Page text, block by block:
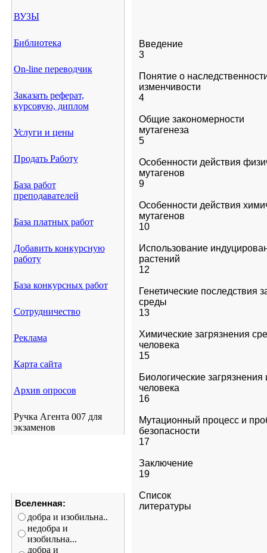
ВУЗЫ
Библиотека
On-line переводчик
Заказать реферат,
курсовую, диплом
Услуги и цены
Продать Работу
База работ
преподавателей
База платных работ
Добавить конкурсную
работу
База конкурсных работ
Сотрудничество
Реклама
Карта сайта
Архив опросов
Ручка Агента 007 для
экзаменов
Вселенная:
добра и изобильна..
недобра и
изобильна...
добра и
3
Понятие о
4
Общие закономерности
5
Особенности действия
9
Особенности действия
10
Использование
растений
12
Генетические последствия
среды
13
Химические загрязнения
человека
15
Биологические загрязнения
16
Мутационный процесс и
безопасности
17
19
Список